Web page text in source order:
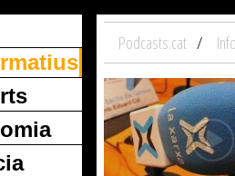
Podcasts.cat